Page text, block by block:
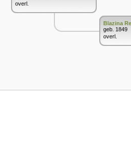
overl.
Blazina
geb. 1849
overl.